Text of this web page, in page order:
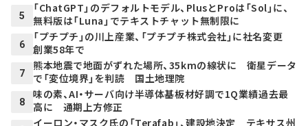
5
「ChatGPT」のデフォルトモデル、PlusとProは「Sol」に、
無料版は「Luna」でテキストチャット無制限に
6
「プチプチ」の川上産業、「プチプチ株式会社」に社名変更
創業58年で
7
熊本地震で地面がずれた場所、35kmの線状に 衛星データ
で「変位境界」を判読 国土地理院
8
味の素、AI・サーバ向け半導体基板材好調で1Q業績過去最
高に 通期上方修正
イーロン・マスク氏の「Terafab」、建設地決定 テキサス州